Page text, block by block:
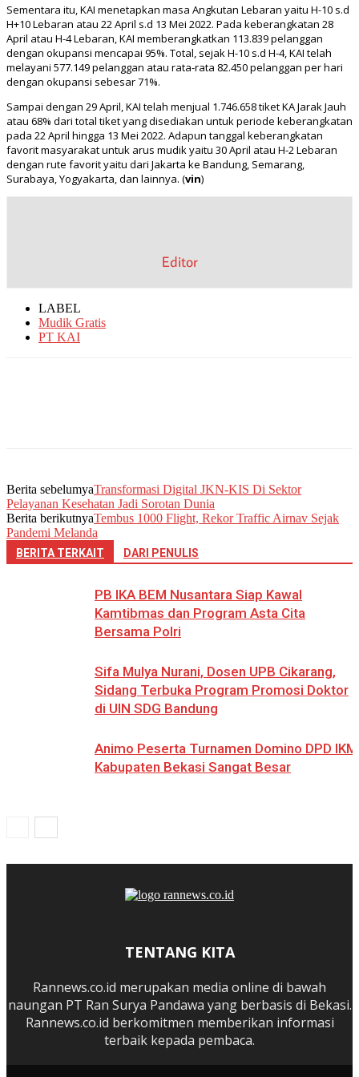
Sementara itu, KAI menetapkan masa Angkutan Lebaran yaitu H-10 s.d
H+10 Lebaran atau 22 April s.d 13 Mei 2022. Pada keberangkatan 28
April atau H-4 Lebaran, KAI memberangkatkan 113.839 pelanggan
dengan okupansi mencapai 95%. Total, sejak H-10 s.d H-4, KAI telah
melayani 577.149 pelanggan atau rata-rata 82.450 pelanggan per hari
dengan okupansi sebesar 71%.
Sampai dengan 29 April, KAI telah menjual 1.746.658 tiket KA Jarak Jauh
atau 68% dari total tiket yang disediakan untuk periode keberangkatan
pada 22 April hingga 13 Mei 2022. Adapun tanggal keberangkatan
favorit masyarakat untuk arus mudik yaitu 30 April atau H-2 Lebaran
dengan rute favorit yaitu dari Jakarta ke Bandung, Semarang,
Surabaya, Yogyakarta, dan lainnya. (vin)
Editor
LABEL
Mudik Gratis
PT KAI
Berita sebelumyaTransformasi Digital JKN-KIS Di Sektor
Pelayanan Kesehatan Jadi Sorotan Dunia
Berita berikutnyaTembus 1000 Flight, Rekor Traffic Airnav Sejak
Pandemi Melanda
BERITA TERKAIT DARI PENULIS
PB IKA BEM Nusantara Siap Kawal
Kamtibmas dan Program Asta Cita
Bersama Polri
Sifa Mulya Nurani, Dosen UPB Cikarang,
Sidang Terbuka Program Promosi Doktor
di UIN SDG Bandung
Animo Peserta Turnamen Domino DPD IKM
Kabupaten Bekasi Sangat Besar
TENTANG KITA
Rannews.co.id merupakan media online di bawah
naungan PT Ran Surya Pandawa yang berbasis di Bekasi.
Rannews.co.id berkomitmen memberikan informasi
terbaik kepada pembaca.